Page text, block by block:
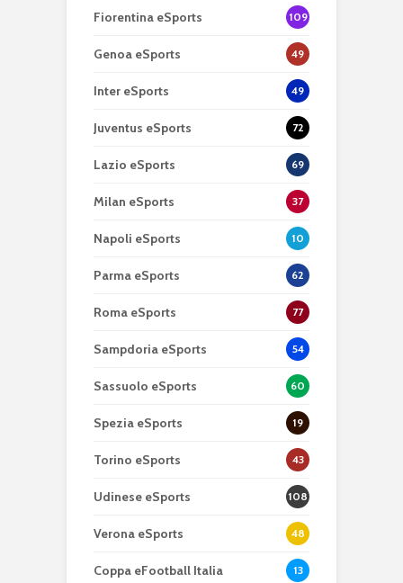
Fiorentina eSports 109
Genoa eSports 49
Inter eSports 49
Juventus eSports 72
Lazio eSports 69
Milan eSports 37
Napoli eSports 10
Parma eSports 62
Roma eSports 77
Sampdoria eSports 54
Sassuolo eSports 60
Spezia eSports 19
Torino eSports 43
Udinese eSports 108
Verona eSports 48
Coppa eFootball Italia 13